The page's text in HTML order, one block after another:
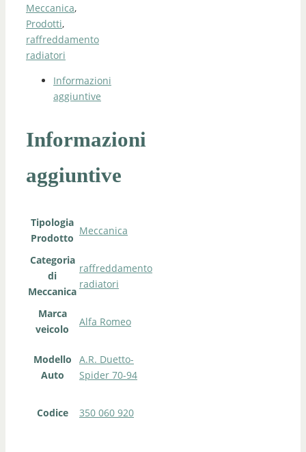
Meccanica,
Prodotti,
raffreddamento
radiatori
Informazioni
aggiuntive
Informazioni
aggiuntive
Tipologia
Prodotto
Meccanica
Categoria
di
Meccanica
raffreddamento
radiatori
Marca
veicolo
Alfa Romeo
Modello
Auto
A.R. Duetto-
Spider 70-94
Codice 350 060 920